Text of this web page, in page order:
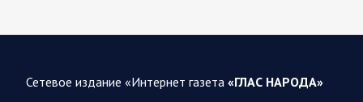
представители группировок «Север», «Запад», «Центр»,
Сетевое издание «Интернет газета «ГЛАС НАРОДА»